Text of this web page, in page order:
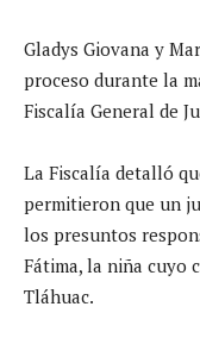
Gladys Giovana y
proceso durante la
Fiscalía General de
La Fiscalía detalló
permitieron que un
los presuntos
Fátima, la niña cuyo
Tláhuac.